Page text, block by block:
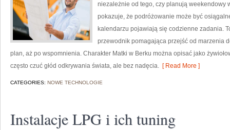
niezależnie od tego, czy planują weekendowy
pokazuje, że podróżowanie może być
kalendarzu pojawiają się codzienne zadania.
przewodnik pomagająca przejść od marzenia
plan, aż po wspomnienia. Charakter Matki w Berku można opisać jako
często czuć głód odkrywania świata, ale bez nadęcia. [ Read More ]
CATEGORIES: NOWE TECHNOLOGIE
Instalacje LPG i ich tuning